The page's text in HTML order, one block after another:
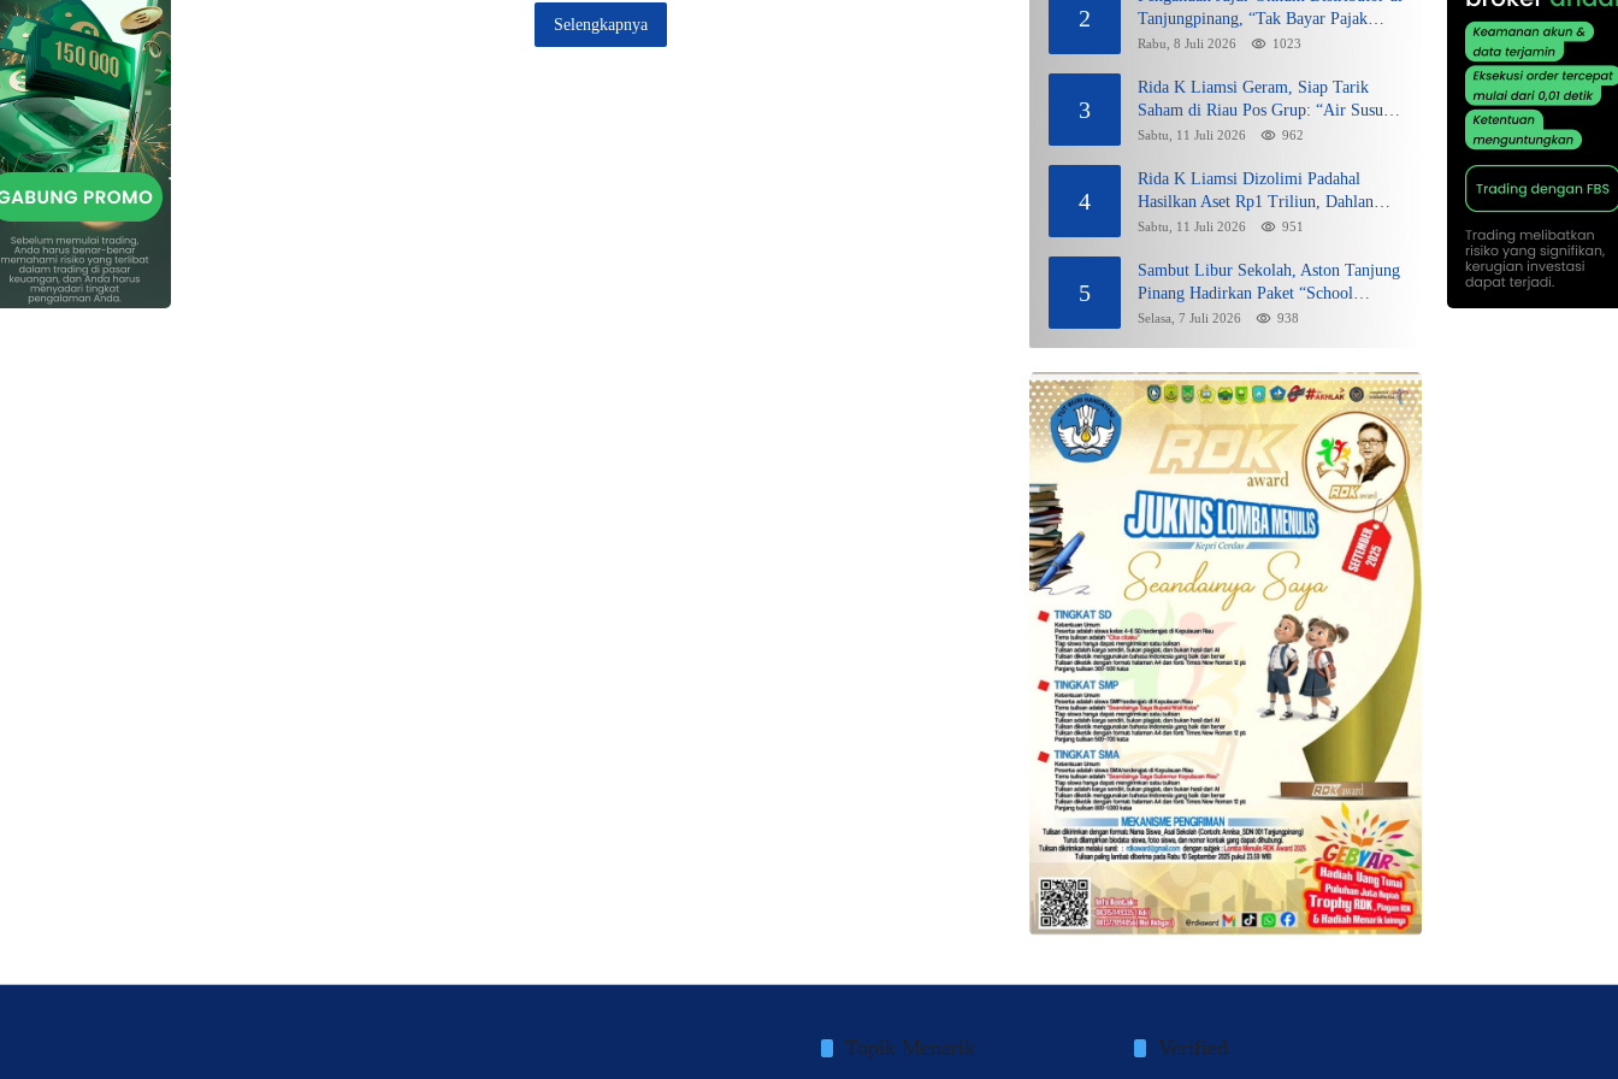
Selengkapnya 2
Tanjungpinang, “Tak Bayar Pajak
Penuh demi Untung”
Rabu, 8 Juli 2026 1023
3
Rida K Liamsi Geram, Siap Tarik
Saham di Riau Pos Grup: “Air Susu
Dibalas Air Tuba”
Sabtu, 11 Juli 2026 962
4
Rida K Liamsi Dizolimi Padahal
Hasilkan Aset Rp1 Triliun, Dahlan
Iskan Siap Membela
Sabtu, 11 Juli 2026 951
5
Sambut Libur Sekolah, Aston Tanjung
Pinang Hadirkan Paket “School
Holiday Getaway”
Selasa, 7 Juli 2026 938
Topik Menarik Verified